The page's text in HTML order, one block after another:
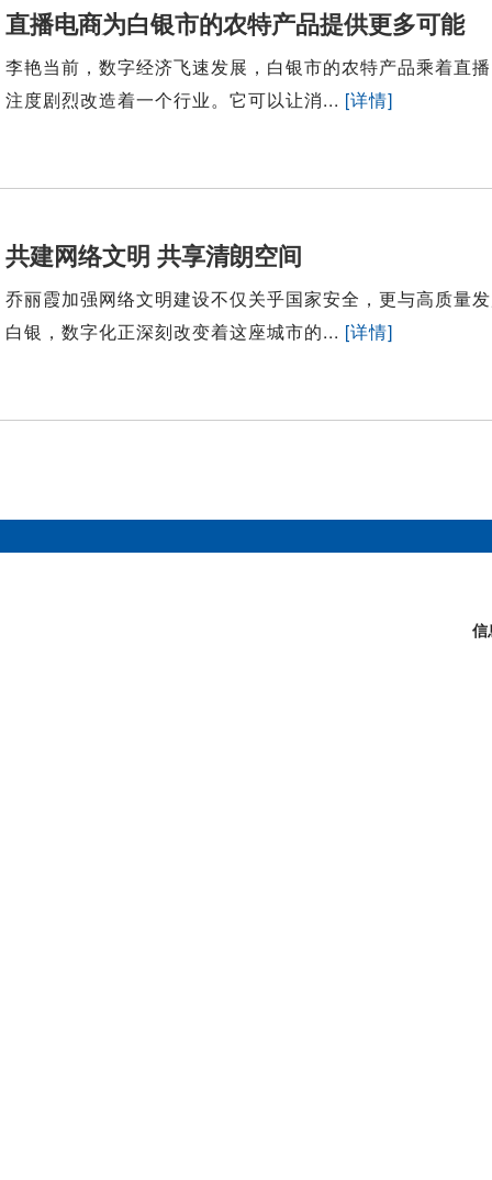
直播电商为白银市的农特产品提供更多可能
李艳当前，数字经济飞速发展，白银市的农特产品乘着直
注度剧烈改造着一个行业。它可以让消... [详情]
共建网络文明 共享清朗空间
乔丽霞加强网络文明建设不仅关乎国家安全，更与高质量
白银，数字化正深刻改变着这座城市的... [详情]
信